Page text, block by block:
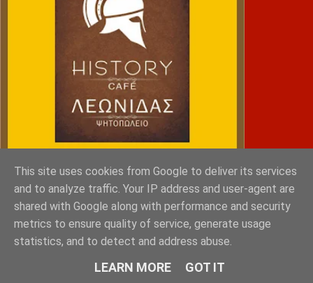
NRG SPORTS
This site uses cookies from Google to deliver its services
and to analyze traffic. Your IP address and user-agent are
shared with Google along with performance and security
metrics to ensure quality of service, generate usage
statistics, and to detect and address abuse.
LEARN MORE GOT IT